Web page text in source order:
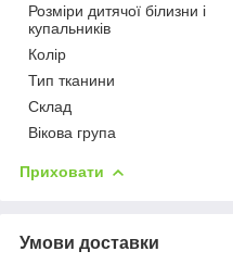
Розміри дитячої білизни і
купальників
Колір
Тип тканини
Склад
Вікова група
Приховати
Умови доставки